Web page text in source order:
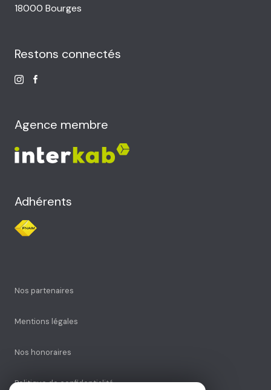
18000 Bourges
Restons connectés
Agence membre
Adhérents
Nos partenaires
Mentions légales
Nos honoraires
Politique de confidentialité